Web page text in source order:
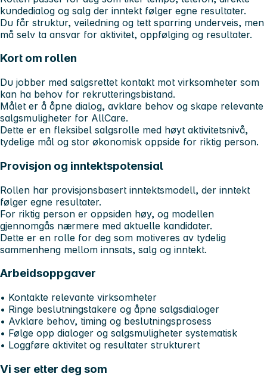
kundedialog og salg der inntekt følger egne resultater.
Du får struktur, veiledning og tett sparring underveis, men
må selv ta ansvar for aktivitet, oppfølging og resultater.
Kort om rollen
Du jobber med salgsrettet kontakt mot virksomheter som
kan ha behov for rekrutteringsbistand.
Målet er å åpne dialog, avklare behov og skape relevante
salgsmuligheter for AllCare.
Dette er en fleksibel salgsrolle med høyt aktivitetsnivå,
tydelige mål og stor økonomisk oppside for riktig person.
Provisjon og inntektspotensial
Rollen har provisjonsbasert inntektsmodell, der inntekt
følger egne resultater.
For riktig person er oppsiden høy, og modellen
gjennomgås nærmere med aktuelle kandidater.
Dette er en rolle for deg som motiveres av tydelig
sammenheng mellom innsats, salg og inntekt.
Arbeidsoppgaver
• Kontakte relevante virksomheter
• Ringe beslutningstakere og åpne salgsdialoger
• Avklare behov, timing og beslutningsprosess
• Følge opp dialoger og salgsmuligheter systematisk
• Loggføre aktivitet og resultater strukturert
Vi ser etter deg som